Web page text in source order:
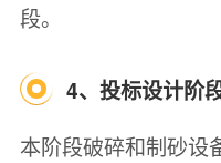
段。
4、投标设计阶
本阶段破碎和制砂设